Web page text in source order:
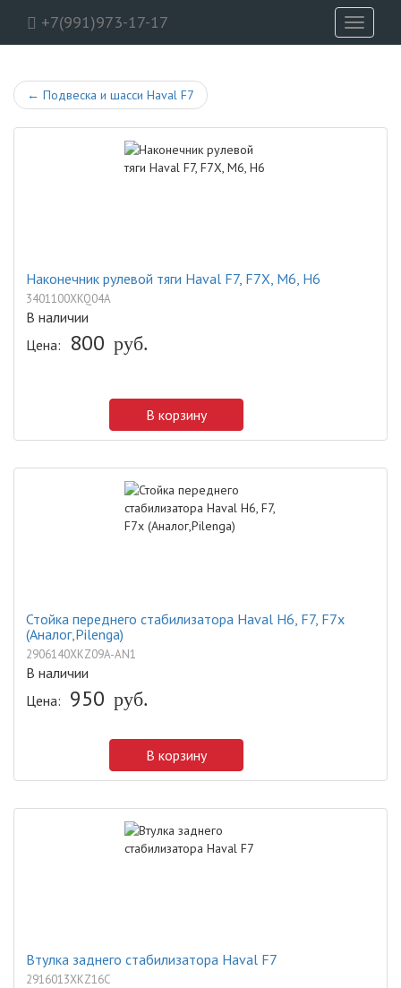
+7(991)973-17-17
Toggle
← Подвеска и шасси Haval F7
Наконечник рулевой тяги Haval F7, F7X, M6, H6
3401100XKQ04A
В наличии
Цена:
800 руб.
В корзину
Стойка переднего стабилизатора Haval H6, F7, F7x
(Аналог,Pilenga)
2906140XKZ09A-AN1
В наличии
Цена: 950 руб.
В корзину
Втулка заднего стабилизатора Haval F7
2916013XKZ16C